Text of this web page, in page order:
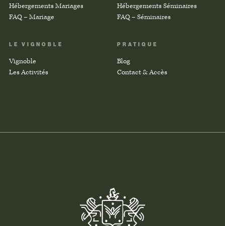
Hébergements Mariages
FAQ – Mariage
Hébergements Séminaires
FAQ – Séminaires
LE VIGNOBLE
Vignoble
Les Activités
PRATIQUE
Blog
Contact & Accès